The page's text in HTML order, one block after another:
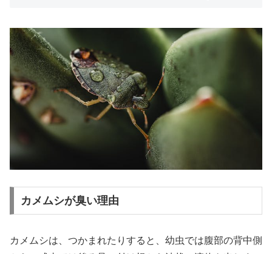
カメムシが臭い理由
カメムシは、つかまれたりすると、幼虫では腹部の背中側